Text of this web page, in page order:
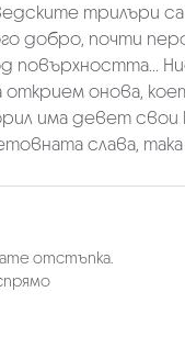
трилъри са
добро, почти
повърхността...
открием онова,
има девет свои
слава,
отстъпка.